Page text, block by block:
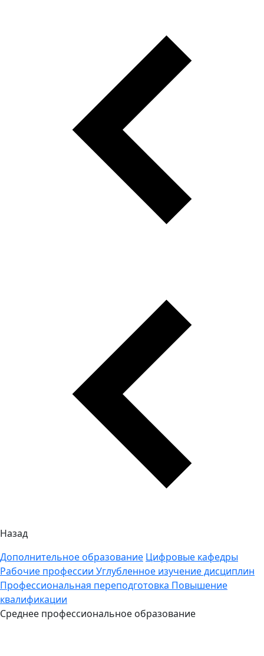
Назад
Дополнительное образование Цифровые кафедры
Рабочие профессии Углубленное изучение дисциплин
Профессиональная переподготовка Повышение
квалификации
Среднее профессиональное образование